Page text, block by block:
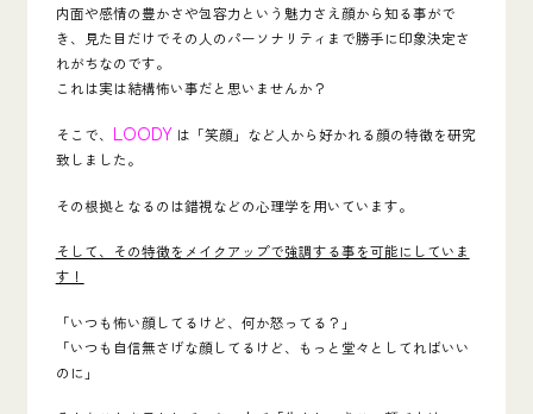
内面や感情の豊かさや包容力という魅力さえ顔から知る事がで
き、見た目だけでその人のパーソナリティまで勝手に印象決定さ
れがちなのです。
これは実は結構怖い事だと思いませんか？
そこで、 LOODYは「笑顔」など人から好かれる顔の特徴を研究
致しました。
その根拠となるのは錯視などの心理学を用いています。
そして、その特徴をメイクアップで強調する事を可能にしていま
す！
「いつも怖い顔してるけど、何か怒ってる？」
「いつも自信無さげな顔してるけど、もっと堂々としてればいい
のに」